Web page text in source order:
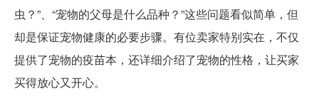
虫？”、“宠物的父母是什么品种？”这些问题看似简单，但
却是保证宠物健康的必要步骤。有位卖家特别实在，不仅
提供了宠物的疫苗本，还详细介绍了宠物的性格，让买家
买得放心又开心。